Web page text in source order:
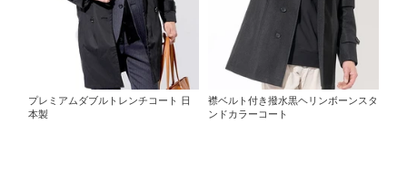
プレミアムダブルトレンチコート 日
本製
襟ベルト付き撥水黒ヘリンボーンスタ
ンドカラーコート